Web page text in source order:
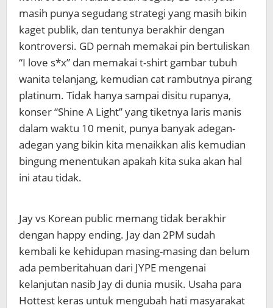
masih punya segudang strategi yang masih bikin
kaget publik, dan tentunya berakhir dengan
kontroversi. GD pernah memakai pin bertuliskan
“I love s*x” dan memakai t-shirt gambar tubuh
wanita telanjang, kemudian cat rambutnya pirang
platinum. Tidak hanya sampai disitu rupanya,
konser “Shine A Light” yang tiketnya laris manis
dalam waktu 10 menit, punya banyak adegan-
adegan yang bikin kita menaikkan alis kemudian
bingung menentukan apakah kita suka akan hal
ini atau tidak.
Jay vs Korean public memang tidak berakhir
dengan happy ending. Jay dan 2PM sudah
kembali ke kehidupan masing-masing dan belum
ada pemberitahuan dari JYPE mengenai
kelanjutan nasib Jay di dunia musik. Usaha para
Hottest keras untuk mengubah hati masyarakat